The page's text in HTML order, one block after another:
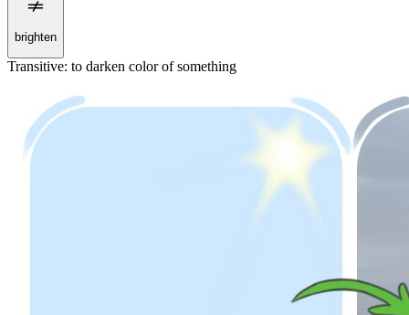
brighten
Transitive: to darken color of something